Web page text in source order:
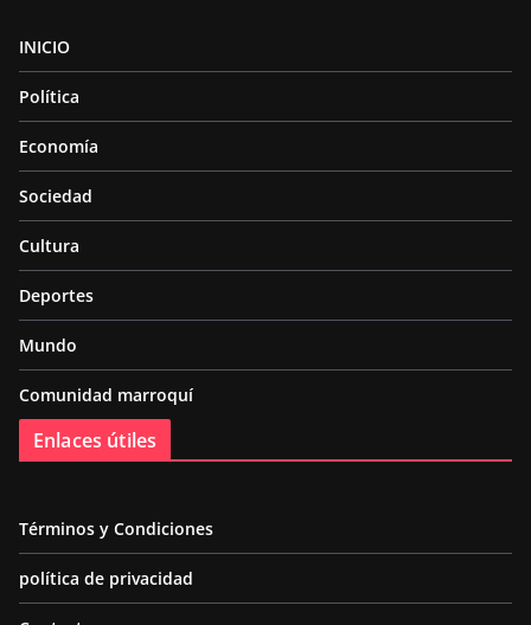
INICIO
Política
Economía
Sociedad
Cultura
Deportes
Mundo
Comunidad marroquí
Enlaces útiles
Términos y Condiciones
política de privacidad